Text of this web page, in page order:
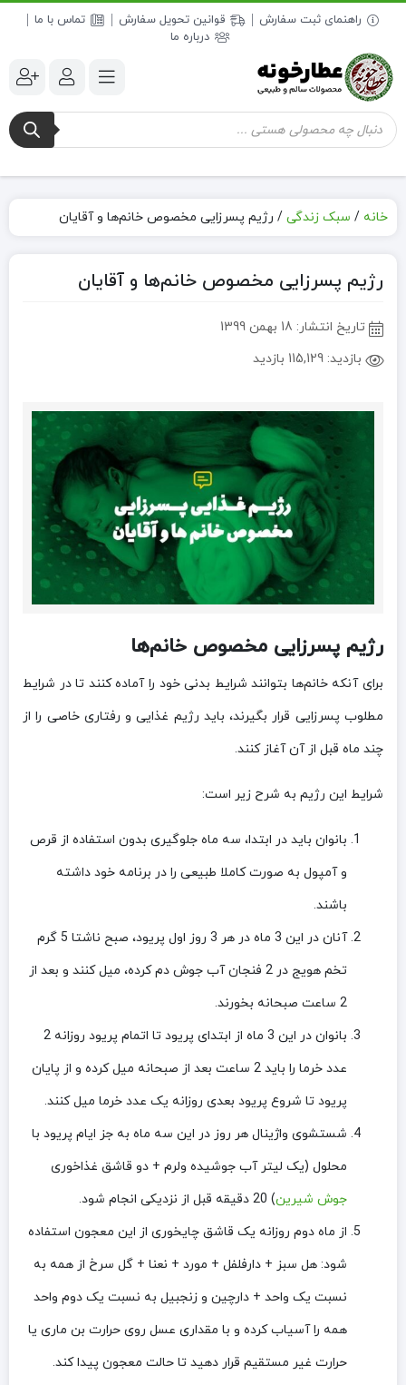
راهنمای ثبت سفارش قوانین تحویل سفارش
تماس با ما
درباره ما
جستجوی
محصولات
خانه / سبک زندگی / رژیم پسرزایی مخصوص خانم‌ها و آقایان
رژیم پسرزایی مخصوص خانم‌ها و آقایان
تاریخ انتشار: 18 بهمن 1399
بازدید: 115,129 بازدید
رژیم پسرزایی مخصوص خانم‌ها
برای آنکه خانم‌ها بتوانند شرایط بدنی خود را آماده کنند تا در شرایط
مطلوب پسرزایی قرار بگیرند، باید رژیم غذایی و رفتاری خاصی را از
چند ماه قبل از آن آغاز کنند.
شرایط این رژیم به شرح زیر است:
بانوان باید در ابتدا، سه ماه جلوگیری بدون استفاده از قرص
و آمپول به صورت کاملا طبیعی را در برنامه خود داشته
باشند.
آنان در این 3 ماه در هر 3 روز اول پریود، صبح ناشتا 5 گرم
تخم هویج در 2 فنجان آب جوش دم کرده، میل کنند و بعد از
2 ساعت صبحانه بخورند.
بانوان در این 3 ماه از ابتدای پریود تا اتمام پریود روزانه 2
عدد خرما را باید 2 ساعت بعد از صبحانه میل کرده و از پایان
پریود تا شروع پریود بعدی روزانه یک عدد خرما میل کنند.
شستشوی واژینال هر روز در این سه ماه به جز ایام پریود با
محلول (یک لیتر آب جوشیده ولرم + دو قاشق غذاخوری
جوش شیرین) 20 دقیقه قبل از نزدیکی انجام شود.
از ماه دوم روزانه یک قاشق چایخوری از این معجون استفاده
شود: هل سبز + دارفلفل + مورد + نعنا + گل سرخ از همه به
نسبت یک واحد + دارچین و زنجبیل به نسبت یک دوم واحد
همه را آسیاب کرده و با مقداری عسل روی حرارت بن ماری یا
حرارت غیر مستقیم قرار دهید تا حالت معجون پیدا کند.